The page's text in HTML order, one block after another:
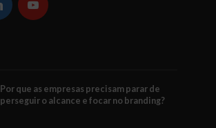
Por que as empresas precisam parar de
perseguir o alcance e focar no branding?